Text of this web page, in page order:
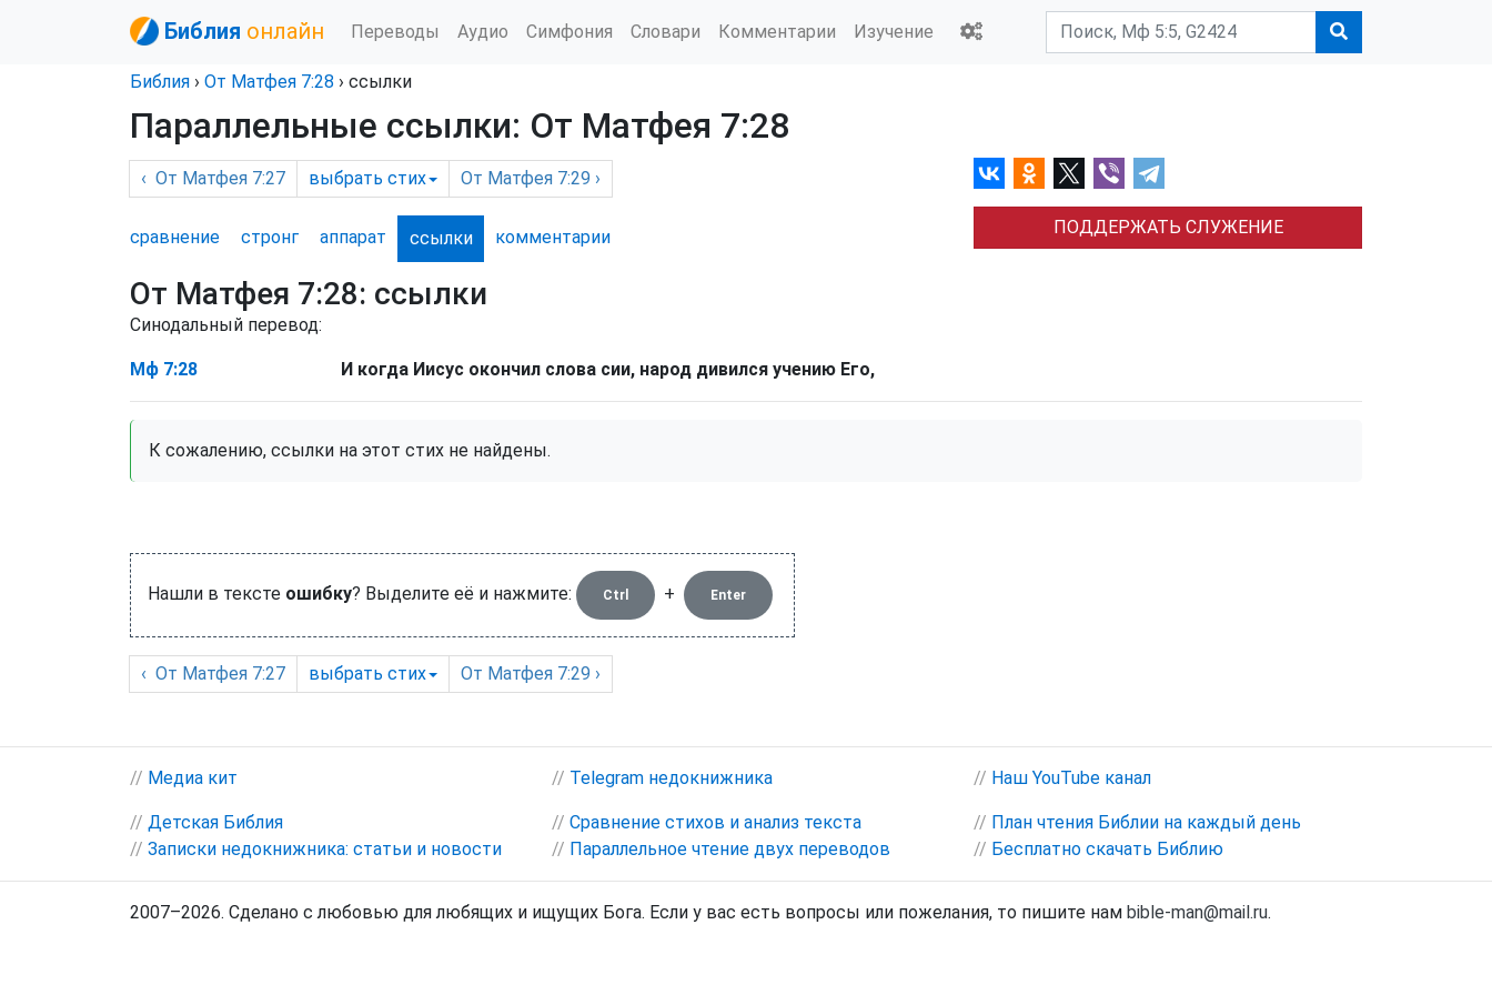
Библия онлайн Переводы Аудио Симфония Словари Комментарии Изучение
Библия › От Матфея 7:28 › ссылки
Параллельные ссылки: От Матфея 7:28
‹ От Матфея 7:27 выбрать стих От Матфея 7:29 ›
сравнение стронг аппарат ссылки комментарии ПОДДЕРЖАТЬ СЛУЖЕНИЕ
От Матфея 7:28: ссылки
Синодальный перевод:
Мф 7:28 И когда Иисус окончил слова сии, народ дивился учению Его,
К сожалению, ссылки на этот стих не найдены.
Нашли в тексте ошибку? Выделите её и нажмите: Ctrl + Enter
‹ От Матфея 7:27 выбрать стих От Матфея 7:29 ›
// Медиа кит // Telegram недокнижника // Наш YouTube канал
// Детская Библия
// Записки недокнижника: статьи и новости
// Сравнение стихов и анализ текста
// Параллельное чтение двух переводов
// План чтения Библии на каждый день
// Бесплатно скачать Библию
2007–2026. Сделано с любовью для любящих и ищущих Бога. Если у вас есть вопросы или пожелания, то пишите нам bible-man@mail.ru.